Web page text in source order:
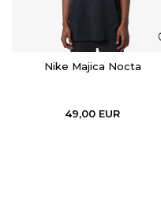
Nike Majica Nocta
49,00 EUR